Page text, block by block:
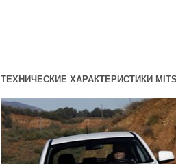
ТЕХНИЧЕСКИЕ ХАРАКТЕРИСТИКИ